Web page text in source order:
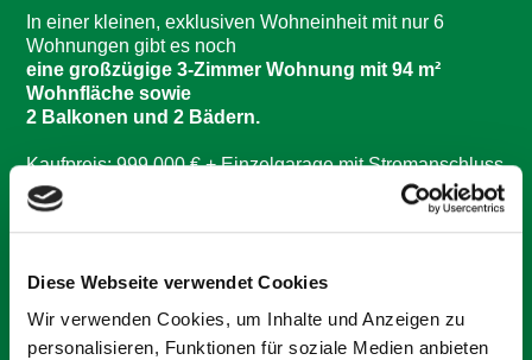
Diese Webseite verwendet Cookies
Wir verwenden Cookies, um Inhalte und Anzeigen zu
personalisieren, Funktionen für soziale Medien anbieten
In einer kleinen, exklusiven Wohneinheit mit nur 6
Wohnungen gibt es noch
eine großzügige 3-Zimmer Wohnung mit 94 m²
Wohnfläche sowie
2 Balkonen und 2 Bädern.
Kaufpreis: 999.000 € + Einzelgarage mit Stromanschluss
Hier geht's zum Wohnungsrundgang auf Instagram.
Anruf. Jetzt ganz unverbindlich einen Termin vereinbaren
genießen.